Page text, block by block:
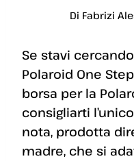
Di Fabrizi
Se stavi
Polaroid One
borsa per la
consigliarti
nota, prodotta
madre, che si